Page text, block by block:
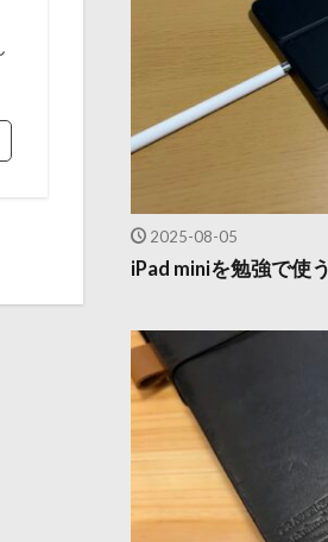
2025-08-05
iPad miniを勉強で使う